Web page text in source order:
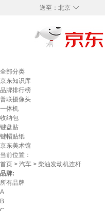
◇
送至： 北京
全部分类
京东知识库
品牌排行榜
普联摄像头
一体机
收纳包
键盘贴
键帽贴纸
京东美术馆
当前位置：
首页 > 汽车 > 柴油发动机连杆
品牌:
所有品牌
A
B